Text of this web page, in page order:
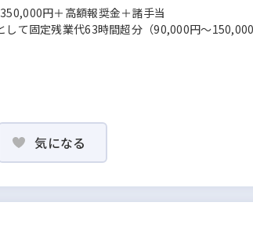
円＋高額報奨金＋諸手当
て固定残業代63時間超分（90,000円〜
気になる